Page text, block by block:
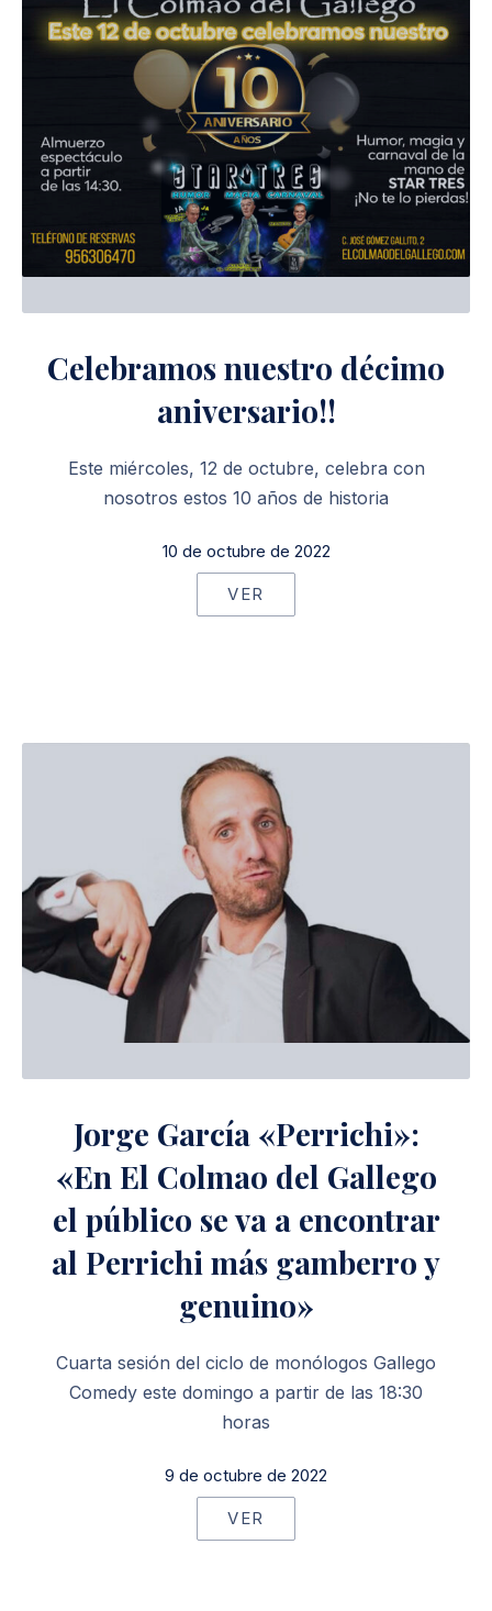
Celebramos nuestro décimo
aniversario!!
Este miércoles, 12 de octubre, celebra con
nosotros estos 10 años de historia
10 de octubre de 2022
VER
Jorge García «Perrichi»:
«En El Colmao del Gallego
el público se va a encontrar
al Perrichi más gamberro y
genuino»
Cuarta sesión del ciclo de monólogos Gallego
Comedy este domingo a partir de las 18:30
horas
9 de octubre de 2022
VER